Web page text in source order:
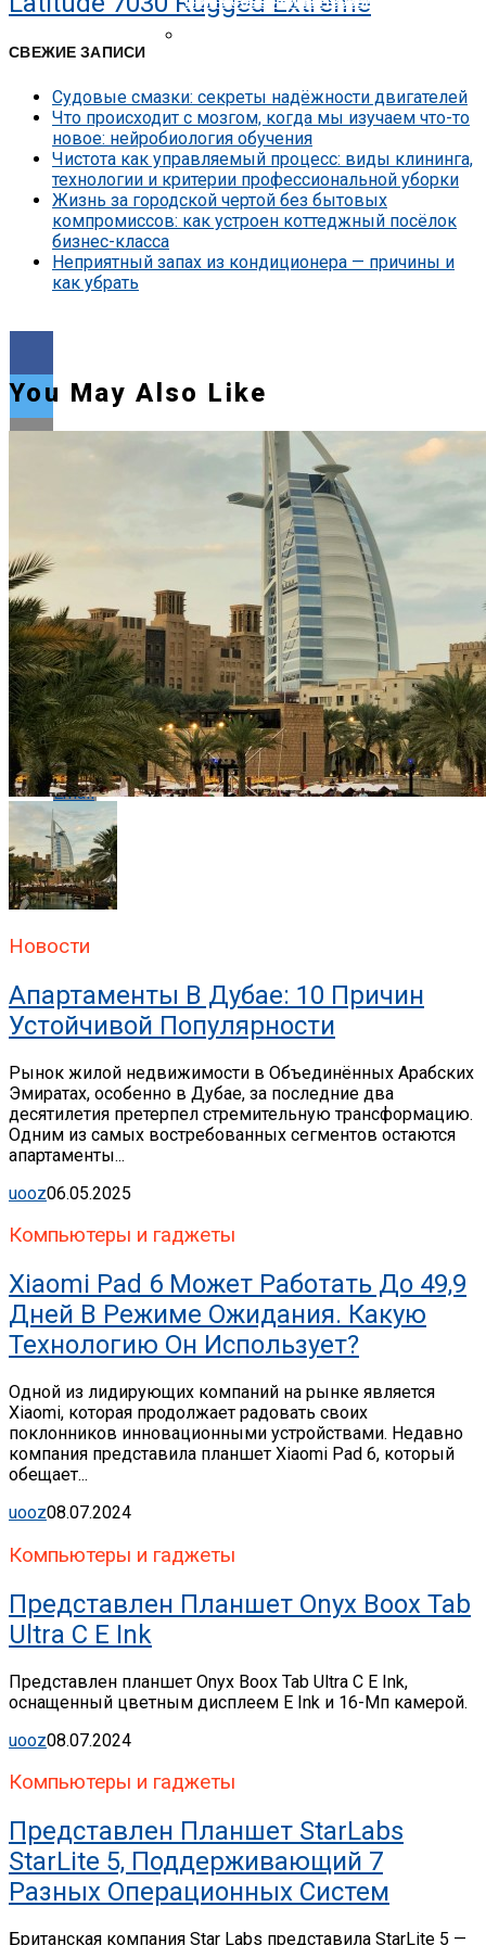
СВЕЖИЕ ЗАПИСИ
Судовые смазки: секреты надёжности двигателей
Что происходит с мозгом, когда мы изучаем что-то
новое: нейробиология обучения
Чистота как управляемый процесс: виды клининга,
технологии и критерии профессиональной уборки
Жизнь за городской чертой без бытовых
компромиссов: как устроен коттеджный посёлок
бизнес-класса
Неприятный запах из кондиционера — причины и
как убрать
Pinterest
Whatsapp
Whatsapp
Email
You May Also Like
Новости
Апартаменты В Дубае: 10 Причин
Устойчивой Популярности
Рынок жилой недвижимости в Объединённых Арабских
Эмиратах, особенно в Дубае, за последние два
десятилетия претерпел стремительную трансформацию.
Одним из самых востребованных сегментов остаются
апартаменты...
uooz06.05.2025
Компьютеры и гаджеты
Xiaomi Pad 6 Может Работать До 49,9
Дней В Режиме Ожидания. Какую
Технологию Он Использует?
Одной из лидирующих компаний на рынке является
Xiaomi, которая продолжает радовать своих
поклонников инновационными устройствами. Недавно
компания представила планшет Xiaomi Pad 6, который
обещает...
uooz08.07.2024
Компьютеры и гаджеты
Представлен Планшет Onyx Boox Tab
Ultra C E Ink
Представлен планшет Onyx Boox Tab Ultra C E Ink,
оснащенный цветным дисплеем E Ink и 16-Мп камерой.
uooz08.07.2024
Компьютеры и гаджеты
Представлен Планшет StarLabs
StarLite 5, Поддерживающий 7
Разных Операционных Систем
Британская компания Star Labs представила StarLite 5 —